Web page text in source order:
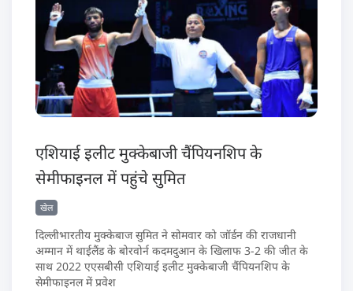
एशियाई इलीट मुक्केबाजी चैंपियनशिप के
सेमीफाइनल में पहुंचे सुमित
खेल
दिल्लीभारतीय मुक्केबाज सुमित ने सोमवार को जॉर्डन की राजधानी
अम्मान में थाईलैंड के बोरवोर्न कदमदुआन के खिलाफ 3-2 की जीत के
साथ 2022 एएसबीसी एशियाई इलीट मुक्केबाजी चैंपियनशिप के
सेमीफाइनल में प्रवेश